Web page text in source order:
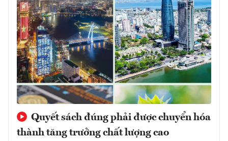
Quyết sách đúng phải được chuyển hóa
thành tăng trưởng chất lượng cao